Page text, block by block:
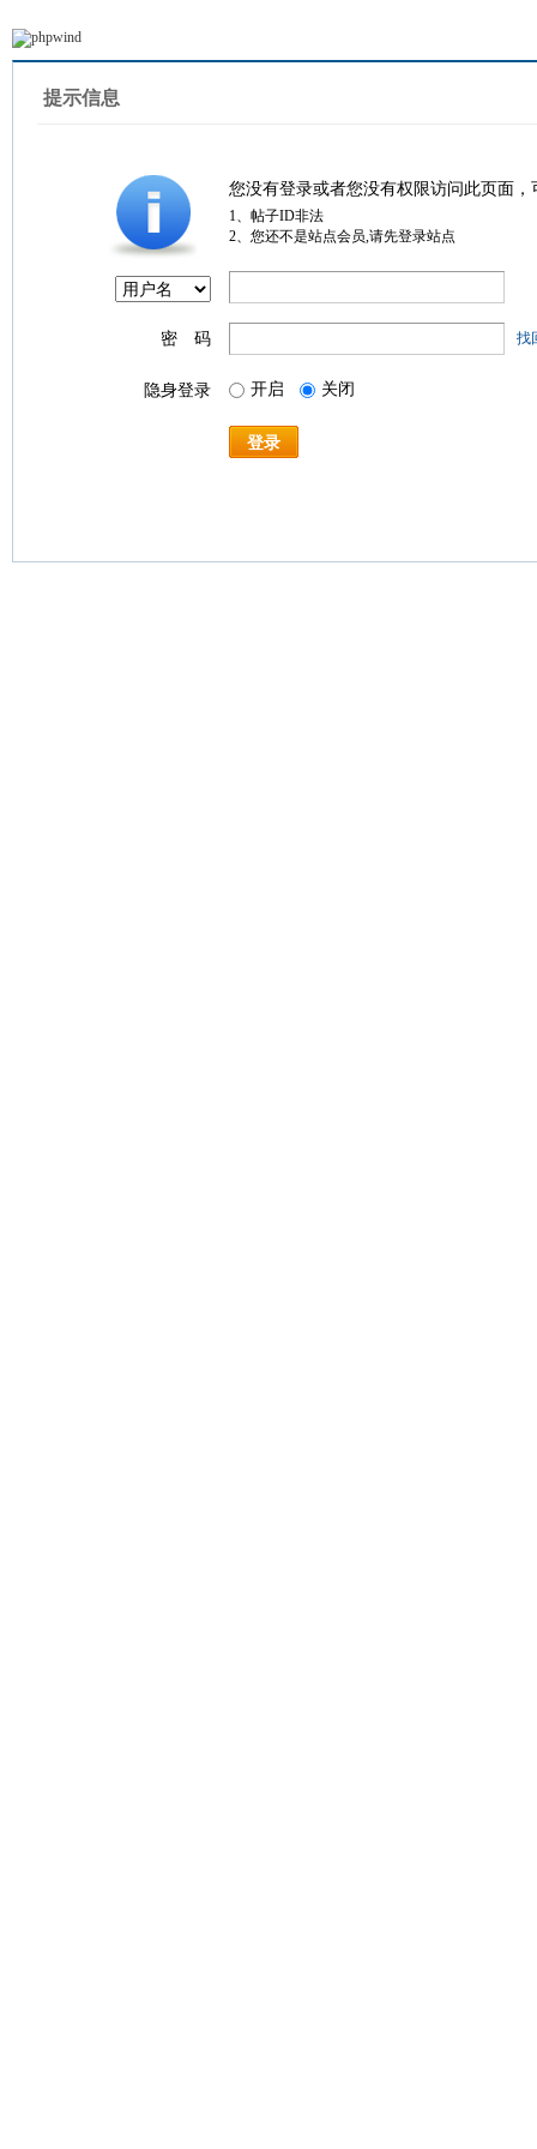
提示信息
您没有登录或者您没有权限访问此页面
1、帖子ID非法
2、您还不是站点会员,请先登录站点
密 码 找
隐身登录 开启 关闭
登录